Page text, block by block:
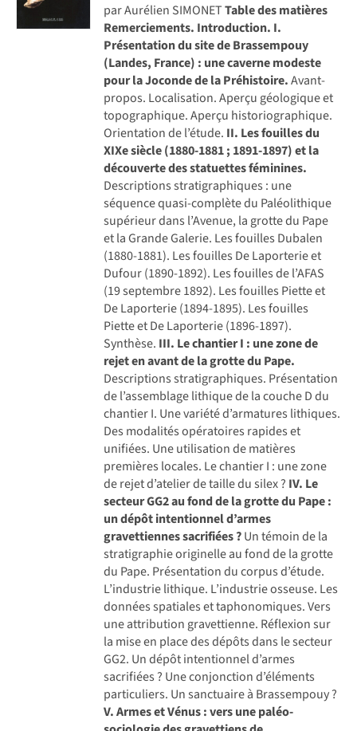
par Aurélien SIMONETTable des matières
Remerciements. Introduction. I.
Présentation du site de Brassempouy
(Landes, France) : une caverne modeste
pour la Joconde de la Préhistoire.Avant-
propos. Localisation. Aperçu géologique et
topographique. Aperçu historiographique.
Orientation de l’étude. II. Les fouilles du
XIXe siècle (1880-1881 ; 1891-1897) et la
découverte des statuettes féminines.
Descriptions stratigraphiques : une
séquence quasi-complète du Paléolithique
supérieur dans l’Avenue, la grotte du Pape
et la Grande Galerie. Les fouilles Dubalen
(1880-1881). Les fouilles De Laporterie et
Dufour (1890-1892). Les fouilles de l’AFAS
(19 septembre 1892). Les fouilles Piette et
De Laporterie (1894-1895). Les fouilles
Piette et De Laporterie (1896-1897).
Synthèse. III. Le chantier I : une zone de
rejet en avant de la grotte du Pape.
Descriptions stratigraphiques. Présentation
de l’assemblage lithique de la couche D du
chantier I. Une variété d’armatures lithiques.
Des modalités opératoires rapides et
unifiées. Une utilisation de matières
premières locales. Le chantier I : une zone
de rejet d’atelier de taille du silex ? IV. Le
secteur GG2 au fond de la grotte du Pape :
un dépôt intentionnel d’armes
gravettiennes sacrifiées ?Un témoin de la
stratigraphie originelle au fond de la grotte
du Pape. Présentation du corpus d’étude.
L’industrie lithique. L’industrie osseuse. Les
données spatiales et taphonomiques. Vers
une attribution gravettienne. Réflexion sur
la mise en place des dépôts dans le secteur
GG2. Un dépôt intentionnel d’armes
sacrifiées ? Une conjonction d’éléments
particuliers. Un sanctuaire à Brassempouy ?
V. Armes et Vénus : vers une paléo-